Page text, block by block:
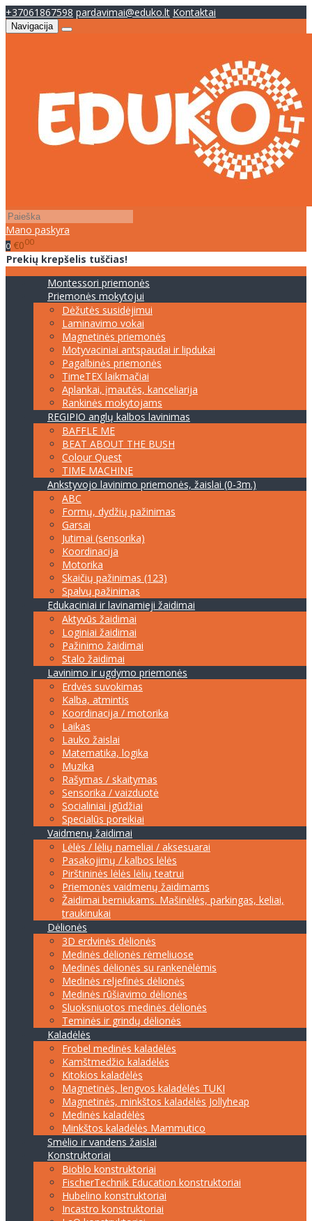
+37061867598 pardavimai@eduko.lt Kontaktai
Navigacija
Mano paskyra
0 €000
Prekių krepšelis tuščias!
Montessori priemonės
Priemonės mokytojui
Dėžutės susidėjimui
Laminavimo vokai
Magnetinės priemonės
Motyvaciniai antspaudai ir lipdukai
Pagalbinės priemonės
TimeTEX laikmačiai
Aplankai, įmautės, kanceliarija
Rankinės mokytojams
REGIPIO anglų kalbos lavinimas
BAFFLE ME
BEAT ABOUT THE BUSH
Colour Quest
TIME MACHINE
Ankstyvojo lavinimo priemonės, žaislai (0-3m.)
ABC
Formų, dydžių pažinimas
Garsai
Jutimai (sensorika)
Koordinacija
Motorika
Skaičių pažinimas (123)
Spalvų pažinimas
Edukaciniai ir lavinamieji žaidimai
Aktyvūs žaidimai
Loginiai žaidimai
Pažinimo žaidimai
Stalo žaidimai
Lavinimo ir ugdymo priemonės
Erdvės suvokimas
Kalba, atmintis
Koordinacija / motorika
Laikas
Lauko žaislai
Matematika, logika
Muzika
Rašymas / skaitymas
Sensorika / vaizduotė
Socialiniai įgūdžiai
Specialūs poreikiai
Vaidmenų žaidimai
Lėlės / lėlių nameliai / aksesuarai
Pasakojimų / kalbos lėlės
Pirštininės lėlės lėlių teatrui
Priemonės vaidmenų žaidimams
Žaidimai berniukams. Mašinėlės, parkingas, keliai,
traukinukai
Dėlionės
3D erdvinės dėlionės
Medinės dėlionės rėmeliuose
Medinės dėlionės su rankenėlėmis
Medinės reljefinės dėlionės
Medinės rūšiavimo dėlionės
Sluoksniuotos medinės dėlionės
Teminės ir grindų dėlionės
Kaladėlės
Frobel medinės kaladėlės
Kamštmedžio kaladėlės
Kitokios kaladėlės
Magnetinės, lengvos kaladėlės TUKI
Magnetinės, minkštos kaladėlės Jollyheap
Medinės kaladėlės
Minkštos kaladėlės Mammutico
Smėlio ir vandens žaislai
Konstruktoriai
Bioblo konstruktoriai
FischerTechnik Education konstruktoriai
Hubelino konstruktoriai
Incastro konstruktoriai